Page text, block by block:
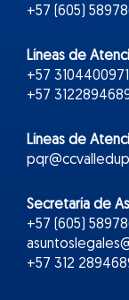
+57 (605)
Líneas de
+57 3104400971
+57
Líneas de
Secretaría de
+57 (605)
+57 312